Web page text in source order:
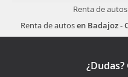
Renta de autos
Renta de autosen Badajoz -